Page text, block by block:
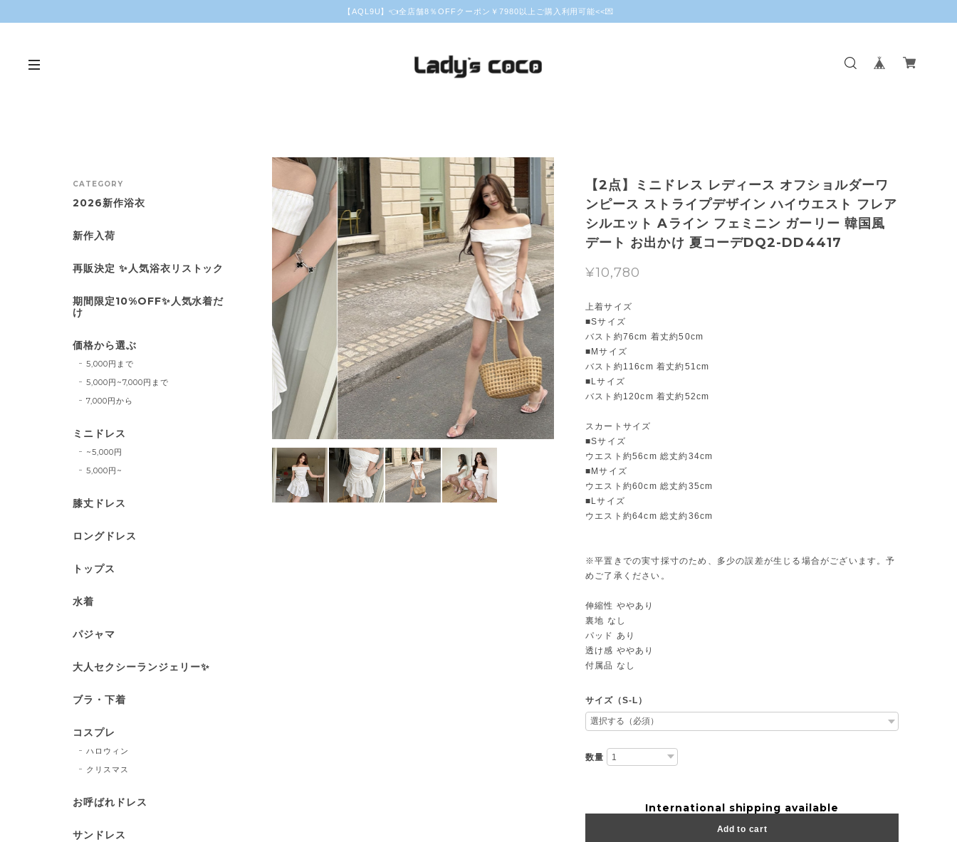
【AQL9U】👈全店舗8％OFFクーポン￥7980以上ご購入利用可能<<💌
【2点】ミニドレス レディース オフショルダーワ
ンピース ストライプデザイン ハイウエスト フレア
シルエット Aライン フェミニン ガーリー 韓国風
デート お出かけ 夏コーデDQ2-DD4417
¥10,780
上着サイズ
■Sサイズ
バスト約76cm 着丈約50cm
■Mサイズ
バスト約116cm 着丈約51cm
■Lサイズ
バスト約120cm 着丈約52cm
スカートサイズ
■Sサイズ
ウエスト約56cm 総丈約34cm
■Mサイズ
ウエスト約60cm 総丈約35cm
■Lサイズ
ウエスト約64cm 総丈約36cm
※平置きでの実寸採寸のため、多少の誤差が生じる場合がございます。予
めご了承ください。
伸縮性 ややあり
裏地 なし
パッド あり
透け感 ややあり
付属品 なし
サイズ（S-L）
数量
International shipping available
Add to cart
CATEGORY
2026新作浴衣
新作入荷
再販決定 ✨人気浴衣リストック
期間限定10%OFF✨人気水着だ
け
価格から選ぶ
5,000円まで
5,000円~7,000円まで
7,000円から
ミニドレス
~5,000円
5,000円~
膝丈ドレス
ロングドレス
トップス
水着
パジャマ
大人セクシーランジェリー✨
ブラ・下着
コスプレ
ハロウィン
クリスマス
お呼ばれドレス
サンドレス